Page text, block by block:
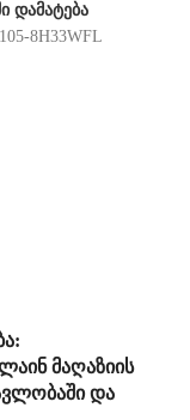
დამატება
8H33WFL
მაღაზიის
და